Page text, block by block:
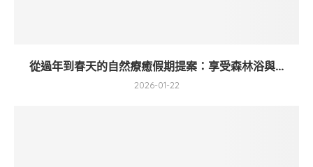
從過年到春天的自然療癒假期提案：享受森林浴與...
2026-01-22